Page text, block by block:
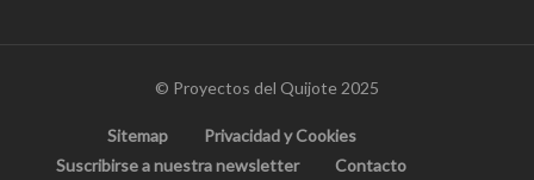
© Proyectos del Quijote 2025
Sitemap
Privacidad y Cookies
Suscribirse a nuestra newsletter
Contacto